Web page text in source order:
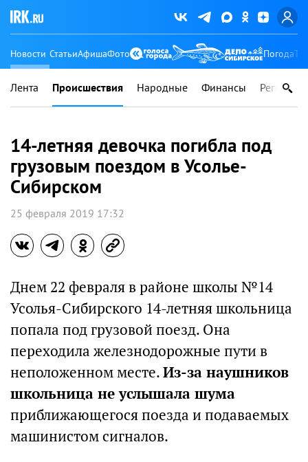
Новости СтатьиАфишаФото Погода
Лента Происшествия Народные Финансы Регионы
14-летняя девочка погибла под
грузовым поездом в Усолье-
Сибирском
25 февраля 2019 17:32
Днем 22 февраля в районе школы №14
Усолья-Сибирского 14-летняя школьница
попала под грузовой поезд. Она
переходила железнодорожные пути в
неположенном месте.Из-за наушников
школьница не услышала шума
приближающегося поезда и подаваемых
машинистом сигналов.